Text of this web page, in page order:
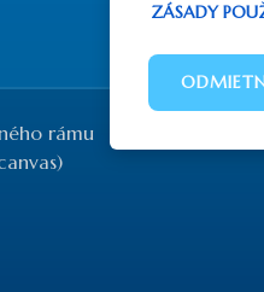
rámu
ZÁSADY